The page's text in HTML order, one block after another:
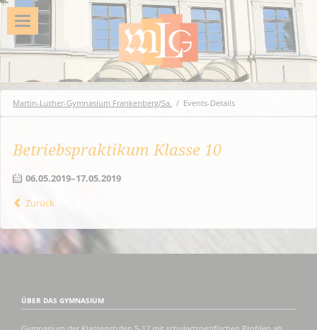
Martin-Luther-Gymnasium Frankenberg/Sa. Events-Details
Betriebspraktikum Klasse 10
06.05.2019–17.05.2019
Zurück
ÜBER DAS GYMNASIUM